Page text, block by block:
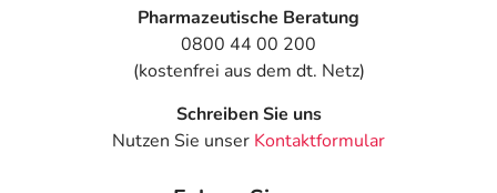
Pharmazeutische Beratung
0800 44 00 200
(kostenfrei aus dem dt. Netz)
Schreiben Sie uns
Nutzen Sie unser Kontaktformular